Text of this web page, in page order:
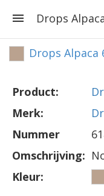
Drops
Drops Alpaca
Product:
Merk:
Nummer
Omschrijving:
Kleur: